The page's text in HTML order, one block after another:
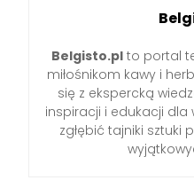
Belgisto.pl to portal
miłośnikom kawy i
się z ekspercką
inspiracji i edukacji dla
zgłębić tajniki sztuki